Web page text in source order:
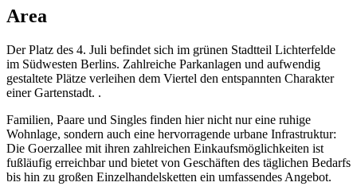
Area
Der Platz des 4. Juli befindet sich im grünen Stadtteil Lichterfelde
im Südwesten Berlins. Zahlreiche Parkanlagen und aufwendig
gestaltete Plätze verleihen dem Viertel den entspannten Charakter
einer Gartenstadt. .
Familien, Paare und Singles finden hier nicht nur eine ruhige
Wohnlage, sondern auch eine hervorragende urbane Infrastruktur:
Die Goerzallee mit ihren zahlreichen Einkaufsmöglichkeiten ist
fußläufig erreichbar und bietet von Geschäften des täglichen Bedarfs
bis hin zu großen Einzelhandelsketten ein umfassendes Angebot.